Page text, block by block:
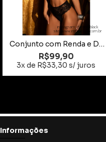
instagram: @intimablack
site: www.intimablack.com.br
Conjunto com Renda e Detalhes Sofisticados
R$99,90
3x de R$33,30 s/ juros
Informações